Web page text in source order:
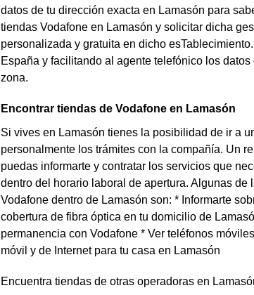
datos de tu dirección exacta en Lamasón para
tiendas Vodafone en Lamasón y solicitar dicha
personalizada y gratuita en dicho
España y facilitando al agente telefónico los
zona.
Encontrar tiendas de Vodafone en Lamasón
Si vives en Lamasón tienes la posibilidad de ir a
personalmente los trámites con la compañía. Un
puedas informarte y contratar los servicios que
dentro del horario laboral de apertura. Algunas
Vodafone dentro de Lamasón son: * Informarte
cobertura de fibra óptica en tu domicilio de
permanencia con Vodafone * Ver teléfonos
móvil y de Internet para tu casa en Lamasón
Encuentra tiendas de otras operadoras en